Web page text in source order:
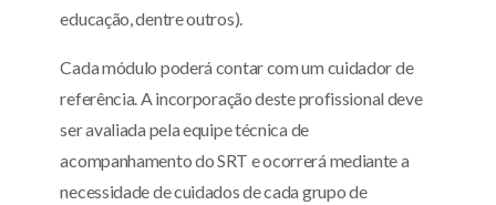
educação, dentre outros).
Cada módulo poderá contar com um cuidador de
referência. A incorporação deste profissional deve
ser avaliada pela equipe técnica de
acompanhamento do SRT e ocorrerá mediante a
necessidade de cuidados de cada grupo de